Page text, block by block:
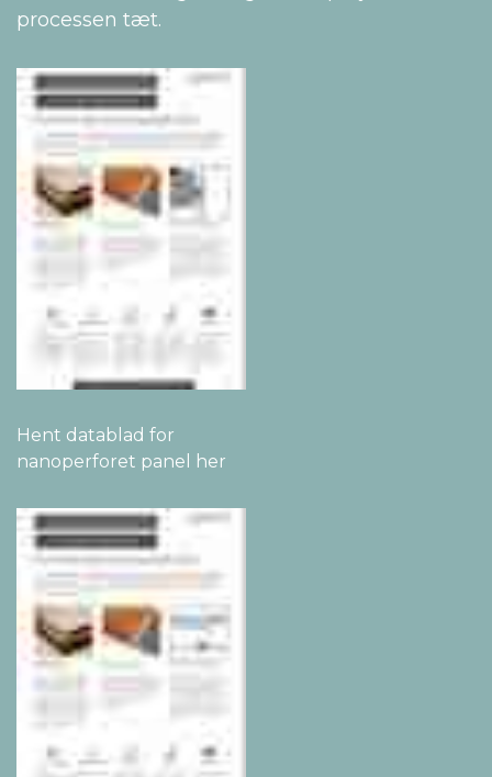
processen tæt.
Hent datablad for
nanoperforet panel her